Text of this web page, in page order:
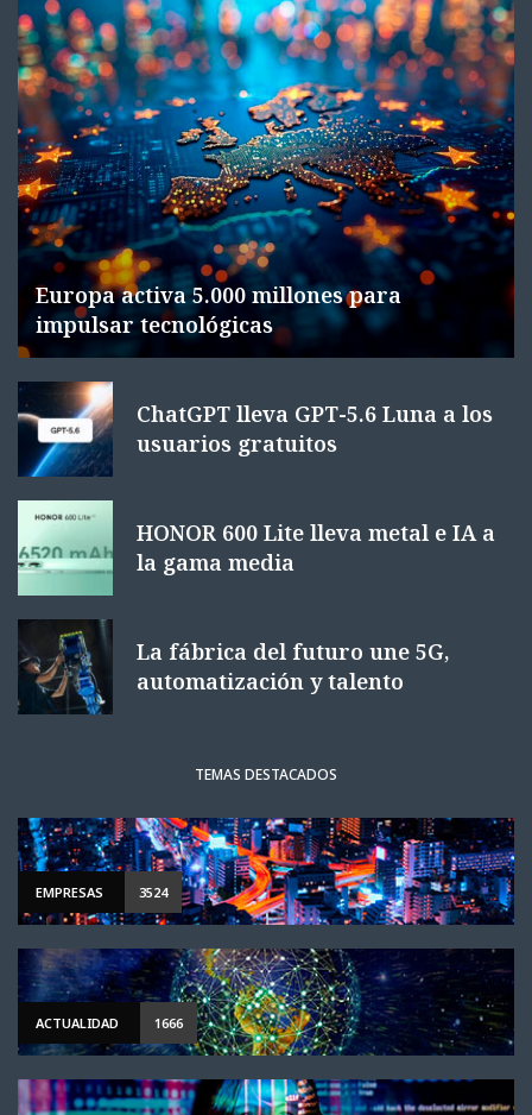
Europa activa 5.000 millones para
impulsar tecnológicas
ChatGPT lleva GPT-5.6 Luna a los
usuarios gratuitos
HONOR 600 Lite lleva metal e IA a
la gama media
La fábrica del futuro une 5G,
automatización y talento
TEMAS DESTACADOS
EMPRESAS 3524
ACTUALIDAD 1666